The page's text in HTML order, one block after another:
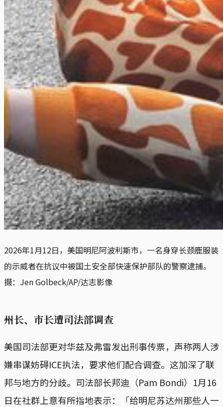
2026年1月12日，美国明尼阿波利斯市，一名身穿长颈鹿服装
的示威者在抗议中被国土安全部快速保护部队的警察逮捕。
摄：Jen Golbeck/AP/达志影像
州长、市长遭司法部调查
美国司法部更对华兹及弗雷发出刑事传票，声称两人涉
嫌串谋妨碍ICE执法，要求他们配合调查。这加深了联
邦与地方的分歧。司法部长邦迪（Pam Bondi）1月16
日在社群上意有所指地表示：「给明尼苏达州那些人一